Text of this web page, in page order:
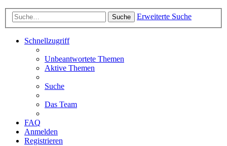
Suche Erweiterte Suche
Schnellzugriff
Unbeantwortete Themen
Aktive Themen
Suche
Das Team
FAQ
Anmelden
Registrieren